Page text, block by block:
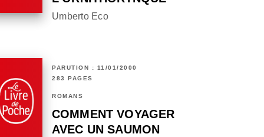
Umberto Eco
PARUTION : 11/01/2000
283 PAGES
ROMANS
COMMENT VOYAGER
AVEC UN SAUMON